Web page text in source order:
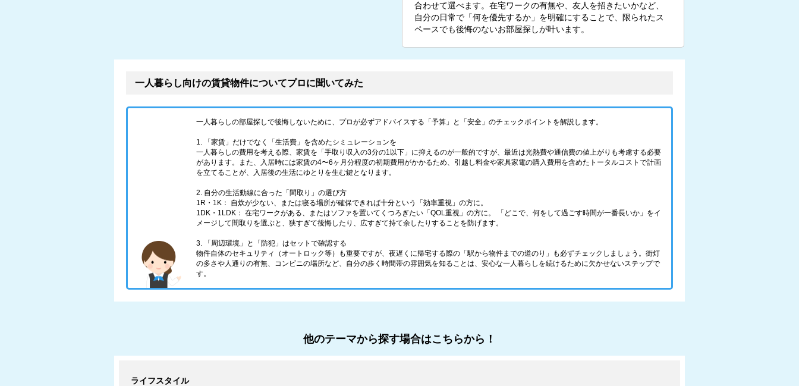
合わせて選べます。在宅ワークの有無や、友人を招きたいかなど、
自分の日常で「何を優先するか」を明確にすることで、限られたス
ペースでも後悔のないお部屋探しが叶います。
一人暮らし向けの賃貸物件についてプロに聞いてみた
一人暮らしの部屋探しで後悔しないために、プロが必ずアドバイスする「予算」と「安全」のチェックポイントを解説します。
1. 「家賃」だけでなく「生活費」を含めたシミュレーションを
一人暮らしの費用を考える際、家賃を「手取り収入の3分の1以下」に抑えるのが一般的ですが、最近は光熱費や通信費の値上がりも考慮する必要
があります。また、入居時には家賃の4〜6ヶ月分程度の初期費用がかかるため、引越し料金や家具家電の購入費用を含めたトータルコストで計画
を立てることが、入居後の生活にゆとりを生む鍵となります。
2. 自分の生活動線に合った「間取り」の選び方
1R・1K： 自炊が少ない、または寝る場所が確保できれば十分という「効率重視」の方に。
1DK・1LDK： 在宅ワークがある、またはソファを置いてくつろぎたい「QOL重視」の方に。 「どこで、何をして過ごす時間が一番長いか」をイ
メージして間取りを選ぶと、狭すぎて後悔したり、広すぎて持て余したりすることを防げます。
3. 「周辺環境」と「防犯」はセットで確認する
物件自体のセキュリティ（オートロック等）も重要ですが、夜遅くに帰宅する際の「駅から物件までの道のり」も必ずチェックしましょう。街灯
の多さや人通りの有無、コンビニの場所など、自分の歩く時間帯の雰囲気を知ることは、安心な一人暮らしを続けるために欠かせないステップで
す。
他のテーマから探す場合はこちらから！
ライフスタイル